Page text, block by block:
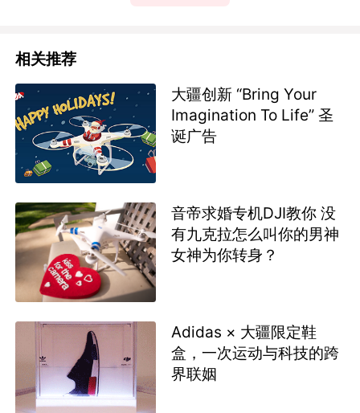
相关推荐
大疆创新 “Bring Your
Imagination To Life” 圣
诞广告
音帝求婚专机DJI教你 没
有九克拉怎么叫你的男神
女神为你转身？
Adidas × 大疆限定鞋
盒，一次运动与科技的跨
界联姻